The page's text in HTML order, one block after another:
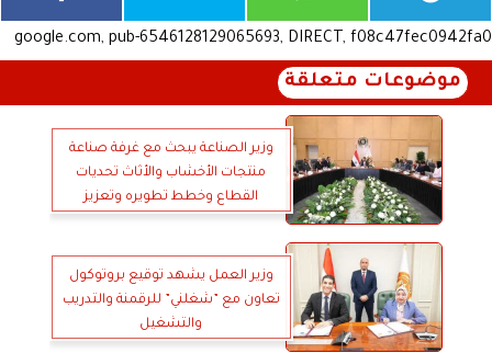
google.com, pub-6546128129065693, DIRECT, f08c47fec0942fa0
موضوعات متعلقة
وزير الصناعة يبحث مع غرفة صناعة
منتجات الأخشاب والأثاث تحديات
القطاع وخطط تطويره وتعزيز
وزير العمل يشهد توقيع بروتوكول
تعاون مع ”شغلني” للرقمنة والتدريب
والتشغيل